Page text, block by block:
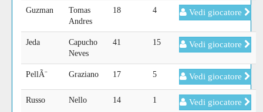
Guzman
Tomas
Andres
18 4 Vedi giocatore
Jeda
Capucho
Neves
41 15 Vedi giocatore
PellÃ¨ Graziano 17 5 Vedi giocatore
Russo Nello 14 1 Vedi giocatore